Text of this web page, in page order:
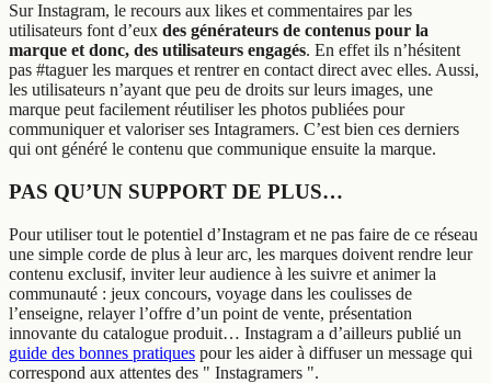
Sur Instagram, le recours aux likes et commentaires par les
utilisateurs font d’eux des générateurs de contenus pour la
marque et donc, des utilisateurs engagés. En effet ils n’hésitent
pas #taguer les marques et rentrer en contact direct avec elles. Aussi,
les utilisateurs n’ayant que peu de droits sur leurs images, une
marque peut facilement réutiliser les photos publiées pour
communiquer et valoriser ses Intagramers. C’est bien ces derniers
qui ont généré le contenu que communique ensuite la marque.
PAS QU’UN SUPPORT DE PLUS…
Pour utiliser tout le potentiel d’Instagram et ne pas faire de ce réseau
une simple corde de plus à leur arc, les marques doivent rendre leur
contenu exclusif, inviter leur audience à les suivre et animer la
communauté : jeux concours, voyage dans les coulisses de
l’enseigne, relayer l’offre d’un point de vente, présentation
innovante du catalogue produit… Instagram a d’ailleurs publié un
guide des bonnes pratiques pour les aider à diffuser un message qui
correspond aux attentes des " Instagramers ".